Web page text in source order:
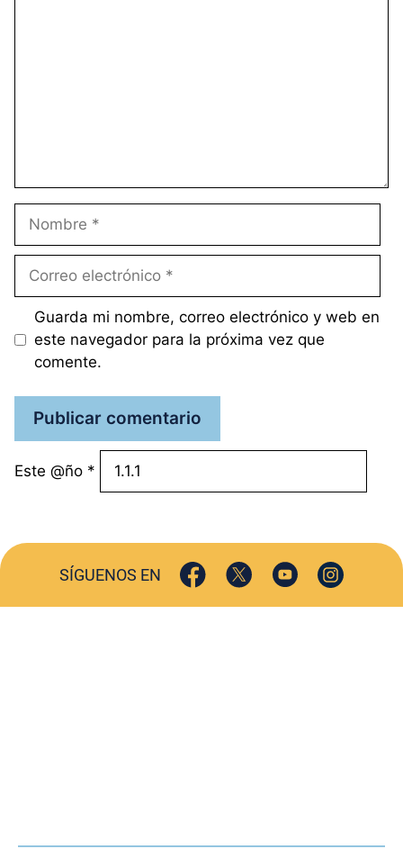
electrónico
Guarda mi nombre, correo electrónico y web en
este navegador para la próxima vez que
comente.
Este @ño *
SÍGUENOS EN